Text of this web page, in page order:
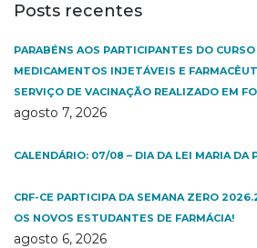
Posts recentes
PARABÉNS AOS PARTICIPANTES DO
MEDICAMENTOS INJETÁVEIS E
SERVIÇO DE VACINAÇÃO REALIZADO EM
agosto 7, 2026
CALENDÁRIO: 07/08 – DIA DA LEI MARIA DA
CRF-CE PARTICIPA DA SEMANA ZERO
OS NOVOS ESTUDANTES DE FARMÁCIA!
agosto 6, 2026